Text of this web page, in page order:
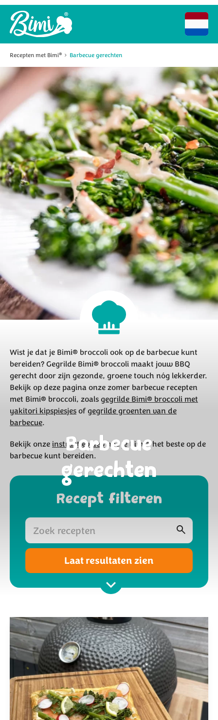
Recepten met Bimi® Barbecue gerechten
Barbecue
gerechten
Wist je dat je Bimi® broccoli ook op de barbecue kunt
bereiden? Gegrilde Bimi® broccoli maakt jouw BBQ
gerecht door zijn gezonde, groene touch nóg lekkerder.
Bekijk op deze pagina onze zomer barbecue recepten
met Bimi® broccoli, zoalsgegrilde Bimi® broccoli met
yakitori kipspiesjesofgegrilde groenten van de
barbecue.
Bekijk onzeinstructievideohoe je Bimi® het beste op de
barbecue kunt bereiden.
Recept filteren
Laat resultaten zien